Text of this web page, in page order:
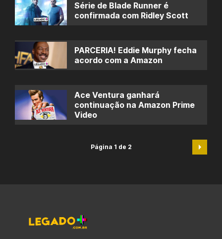
Série de Blade Runner é
confirmada com Ridley Scott
PARCERIA! Eddie Murphy fecha
acordo com a Amazon
Ace Ventura ganhará
continuação na Amazon Prime
Video
Página 1 de 2